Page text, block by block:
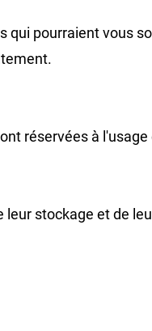
qui pourraient vous
réservées à
stockage et de